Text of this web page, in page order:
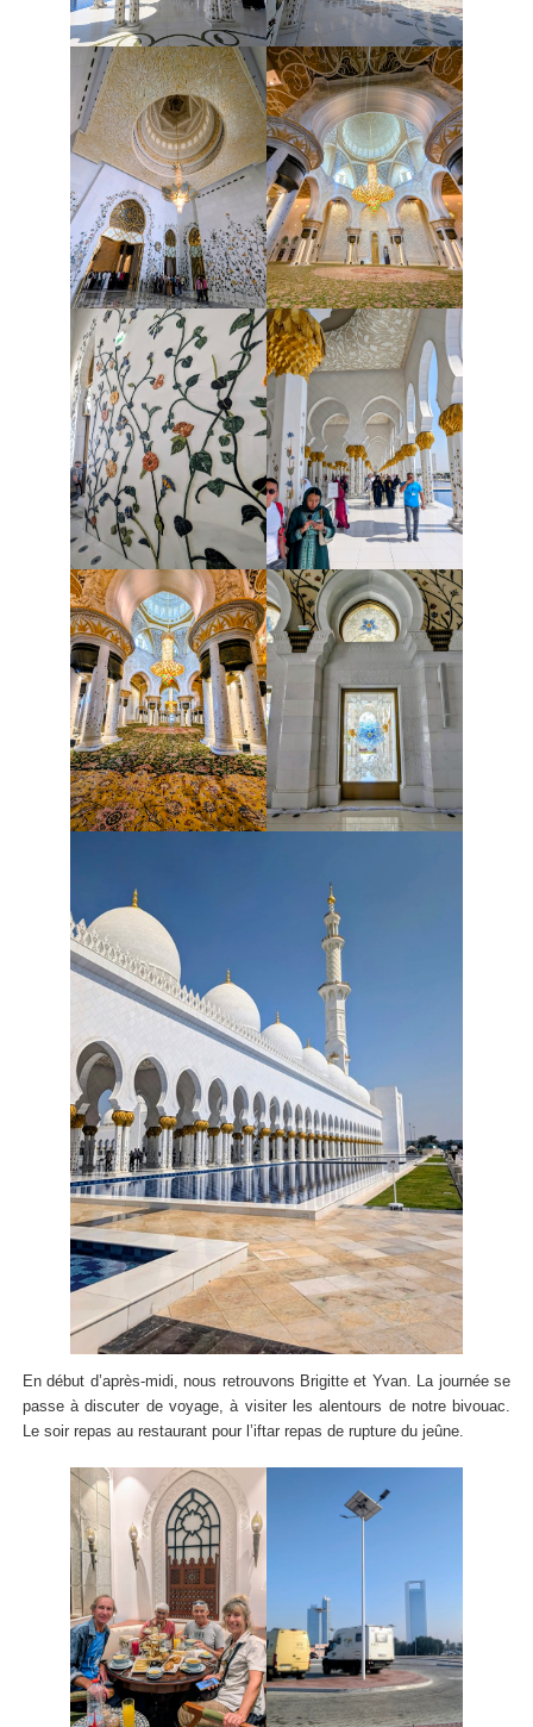
En début d’après-midi, nous retrouvons Brigitte et Yvan. La journée se
passe à discuter de voyage, à visiter les alentours de notre bivouac.
Le soir repas au restaurant pour l’iftar repas de rupture du jeûne.